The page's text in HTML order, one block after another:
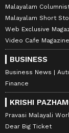
Malayalam
Malayalam Short
Web Exclusive
Video Cafe Magazine
BUSINESS
Business News
Finance
KRISHI
Pravasi Malayali
Dear Big Ticket